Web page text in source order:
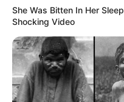
She Was Bitten In Her
Shocking Video